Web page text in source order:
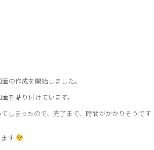
の作成を開始しました。
を貼り付けています。
しまったので、完了まで、時間がかかりそうです
す